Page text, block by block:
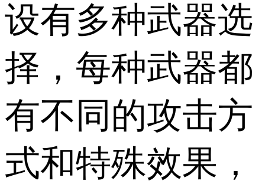
设有多种武器选
择，每种武器都
有不同的攻击方
式和特殊效果，